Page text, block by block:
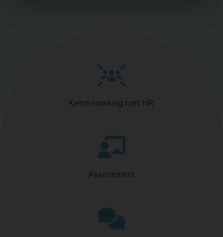
Kennismaking met HR
Assessment